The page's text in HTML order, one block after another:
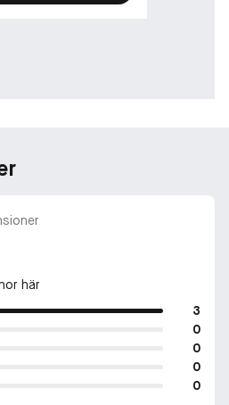
och karisma står i
och exklusivitet
elegans. Den mörka,
av Ralph’s Club-
pluntformade designen och
korken tillför en lyxig och
speglar doftens balans mellan
gör den till en ikonisk del av varje
här
3
0
0
0
0